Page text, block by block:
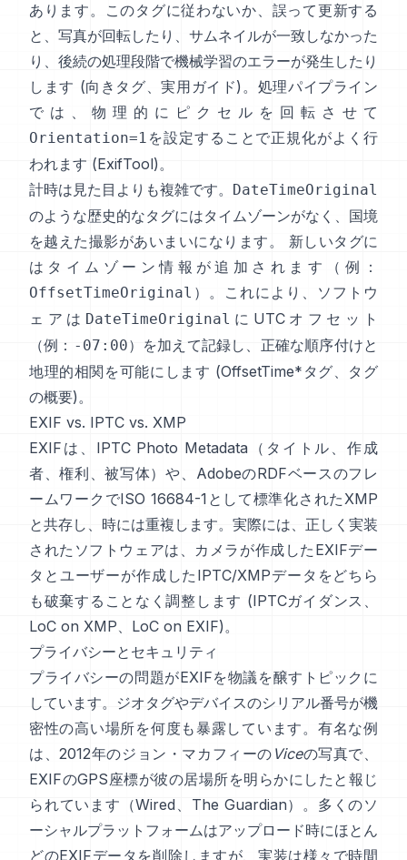
あります。このタグに従わないか、誤って更新する
と、写真が回転したり、サムネイルが一致しなかった
り、後続の処理段階で機械学習のエラーが発生したり
します (向きタグ、実用ガイド)。処理パイプライン
では、物理的にピクセルを回転させて
Orientation=1 を設定することで正規化がよく行
われます (ExifTool)。
計時は見た目よりも複雑です。 DateTimeOriginal
のような歴史的なタグにはタイムゾーンがなく、国境
を越えた撮影があいまいになります。 新しいタグに
はタイムゾーン情報が追加されます（例：
OffsetTimeOriginal ）。これにより、ソフトウ
ェアは DateTimeOriginal にUTCオフセット
（例： -07:00）を加えて記録し、正確な順序付けと
地理的相関を可能にします (OffsetTime*タグ、 タグ
の概要)。
EXIF vs. IPTC vs. XMP
EXIFは、 IPTC Photo Metadata （タイトル、作成
者、権利、被写体）や、AdobeのRDFベースのフレ
ームワークでISO 16684-1として標準化されたXMP
と共存し、時には重複します。実際には、正しく実装
されたソフトウェアは、カメラが作成したEXIFデー
タとユーザーが作成したIPTC/XMPデータをどちら
も破棄することなく調整します (IPTCガイダンス 、
LoC on XMP、 LoC on EXIF)。
プライバシーとセキュリティ
プライバシーの問題がEXIFを物議を醸すトピックに
しています。ジオタグやデバイスのシリアル番号が機
密性の高い場所を何度も暴露しています。有名な例
は、2012年のジョン・マカフィーの Viceの写真で、
EXIFのGPS座標が彼の居場所を明らかにしたと報じ
られています（Wired 、 The Guardian）。多くのソ
ーシャルプラットフォームはアップロード時にほとん
どのEXIFデータを削除しますが、実装は様々で時間